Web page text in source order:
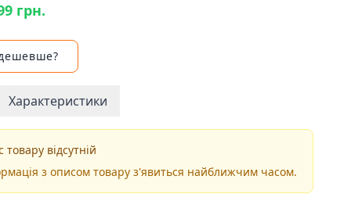
грн.
Характеристики
товару відсутній
з описом товару з'явиться найближчим часом.